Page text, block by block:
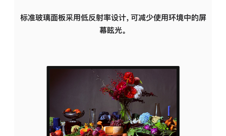
标准玻璃面板采用低反射率设计，可减少使用环境中的屏
幕眩光。